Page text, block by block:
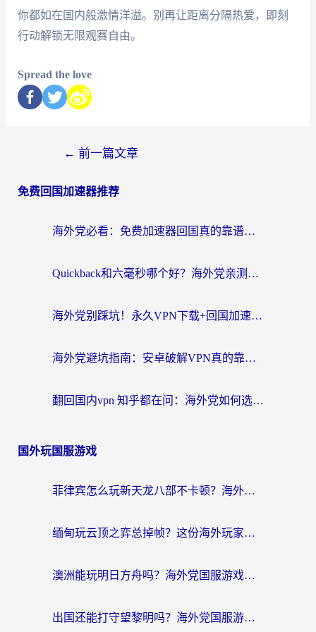
你都如在国内般激情洋溢。别再让距离分隔热爱，即刻
行动解锁无限观赛自由。
Spread the love
← 前一篇文章
免费回国加速器推荐
海外党必看：免费加速器回国真的靠谱吗？3步教你选到好用的归雁替代
Quickback和六毫秒哪个好？海外党亲测：选对回国加速器，无缝刷剧办公不再愁
海外党别踩坑！永久VPN下载+回国加速器选择指南，无缝刷国内剧游戏支付
海外党避坑指南：安卓破解VPN真的靠谱吗？教你选对回国加速器无缝刷国内资源
翻回国内vpn 知乎都在问：海外党如何选对加速器，无缝刷剧打游戏？
国外玩国服游戏
菲律宾怎么玩新天龙八部不卡顿？海外党国服游戏加速器终极指南（附欧洲国外玩家实测）
缅甸玩云顶之弈总掉帧？这份海外玩家专属加速器攻略帮你上分
澳洲能玩明日方舟吗？海外党国服游戏畅玩终极指南（附实用加速器选择技巧）
出国还能打守望黎明吗？海外党国服游戏不卡顿的终极解法